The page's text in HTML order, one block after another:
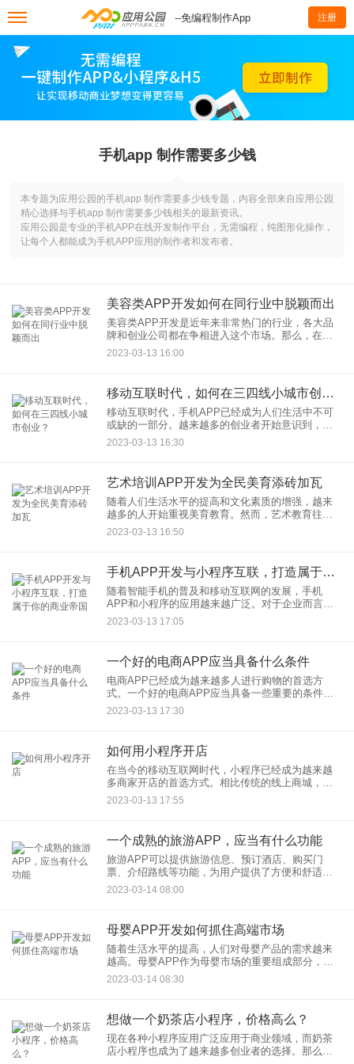
--免编程制作App 注册
手机app 制作需要多少钱
本专题为应用公园的手机app 制作需要多少钱专题，内容全部来自应用公园
精心选择与手机app 制作需要多少钱相关的最新资讯。
应用公园是专业的手机APP在线开发制作平台，无需编程，纯图形化操作，
让每个人都能成为手机APP应用的制作者和发布者。
美容类APP开发如何在同行业中脱颖而出
美容类APP开发是近年来非常热门的行业，各大品
牌和创业公司都在争相进入这个市场。那么，在如
此激烈的竞争中，美容类APP开发如何脱颖而出
呢？ 一、着重于用户体验
2023-03-13 16:00
移动互联时代，如何在三四线小城市创业？
移动互联时代，手机APP已经成为人们生活中不可
或缺的一部分。越来越多的创业者开始意识到，开
发一款适合小城市的手机APP，可以极大地促进小
城市的发展和创业者的梦想。 以下是助力小城市创
2023-03-13 16:30
艺术培训APP开发为全民美育添砖加瓦
随着人们生活水平的提高和文化素质的增强，越来
越多的人开始重视美育教育。然而，艺术教育往往
受限于时间、地点、人力等因素，很难真正实现全
民普及。这时，艺术培训APP的开发应运而生，为
2023-03-13 16:50
手机APP开发与小程序互联，打造属于你的商业帝国
随着智能手机的普及和移动互联网的发展，手机
APP和小程序的应用越来越广泛。对于企业而言，
开发自己的手机APP或小程序已经成为了一种必然
的趋势。而将两者进行互联，则是进一步提升企业
2023-03-13 17:05
一个好的电商APP应当具备什么条件
电商APP已经成为越来越多人进行购物的首选方
式。一个好的电商APP应当具备一些重要的条件，
能够满足用户的需求，提升用户体验，促进销售增
长。下面，本文将介绍一个好的电商APP应当具备
2023-03-13 17:30
如何用小程序开店
在当今的移动互联网时代，小程序已经成为越来越
多商家开店的首选方式。相比传统的线上商城，小
程序具有更低的开发成本和更优秀的用户体验。下
面，本文将介绍如何用小程序开店。
2023-03-13 17:55
一个成熟的旅游APP，应当有什么功能
旅游APP可以提供旅游信息、预订酒店、购买门
票、介绍路线等功能，为用户提供了方便和舒适的
旅行体验。但是，在市场上存在着许多旅游APP，
不同的APP有着不同的功能和特点。那么，一个成
2023-03-14 08:00
母婴APP开发如何抓住高端市场
随着生活水平的提高，人们对母婴产品的需求越来
越高。母婴APP作为母婴市场的重要组成部分，也
越来越受到人们的关注。如何抓住高端市场，成为
母婴APP开发中需要解决的问题。
2023-03-14 08:30
想做一个奶茶店小程序，价格高么？
现在各种小程序应用广泛应用于商业领域，而奶茶
店小程序也成为了越来越多创业者的选择。那么，